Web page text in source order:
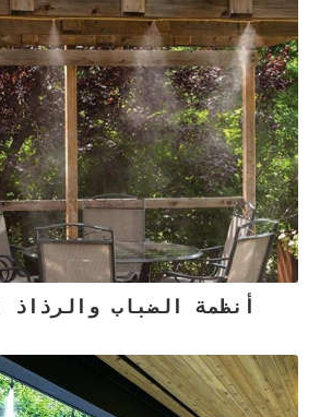
أنظمة الضباب والرذاذ